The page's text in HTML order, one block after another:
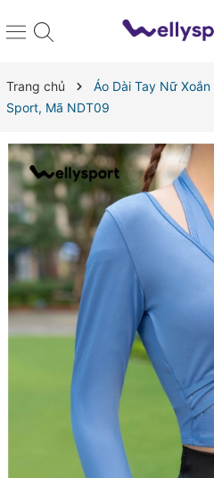
Trang chủ
Áo Dài Tay Nữ
Sport, Mã NDT09